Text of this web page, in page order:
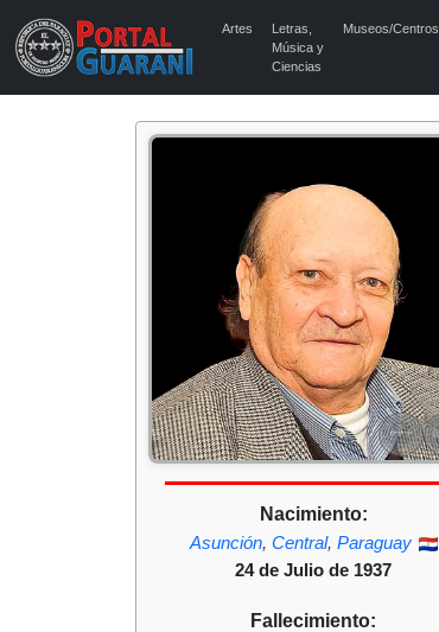
Artes
Letras,
Música y
Ciencias
Museos/Centros
Nacimiento:
Asunción, Central, Paraguay
24 de Julio de 1937
Fallecimiento: